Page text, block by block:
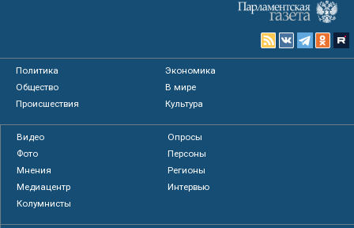
Политика
Экономика
Общество
В мире
Происшествия
Культура
Видео
Опросы
Фото
Персоны
Мнения
Регионы
Медиацентр
Интервью
Колумнисты